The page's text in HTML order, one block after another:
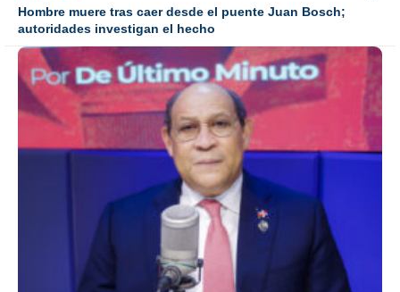
Hombre muere tras caer desde el puente Juan Bosch;
autoridades investigan el hecho